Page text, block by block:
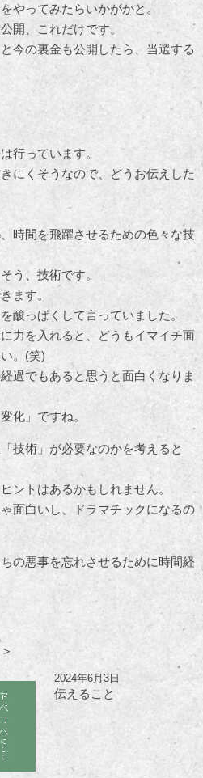
やってみたらいかがかと。
開、これだけです。
今の裏金も公開したら、当選する
行っています。
にくそうなので、どうお伝えした
時間を飛躍させるための色々な技
う、技術です。
ます。
酸っぱくして言っていました。
力を入れると、どうもイマイチ面
。(笑)
過でもあると思うと面白くなりま
化」ですね。
技術」が必要なのかを考えると
ントはあるかもしれません。
面白いし、ドラマチックになるの
の悪事を忘れさせるために時間経
2024年6月3日
伝えること